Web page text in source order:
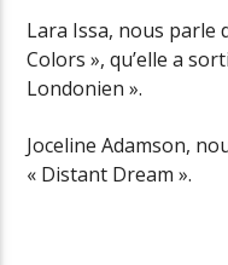
Lara Issa, nous parle
Colors », qu’elle a
Londonien ».
Joceline Adamson,
« Distant Dream ».